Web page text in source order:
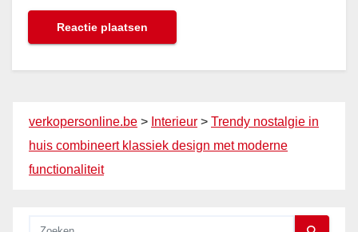
verkopersonline.be > Interieur > Trendy nostalgie in
huis combineert klassiek design met moderne
functionaliteit